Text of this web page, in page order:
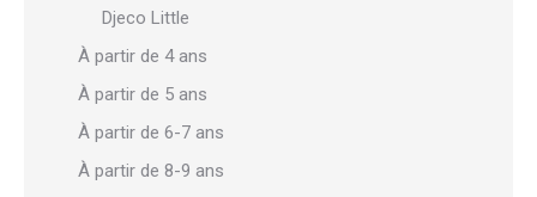
Djeco Little
À partir de 4 ans
À partir de 5 ans
À partir de 6-7 ans
À partir de 8-9 ans